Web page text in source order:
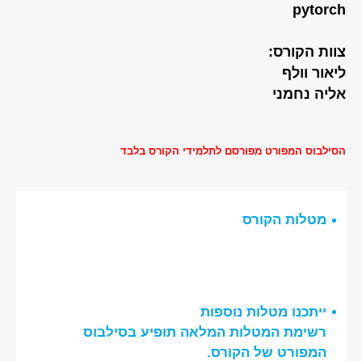
pytorch
צוות הקורס:
ליאור וולף
אליה נחמני
הסילבוס המפורט מפורסם לתלמידי הקורס בלבד
מטלות הקורס
ייתכנו מטלות נוספות
רשימת המטלות המלאה תופיע בסילבוס
המפורט של הקורס.